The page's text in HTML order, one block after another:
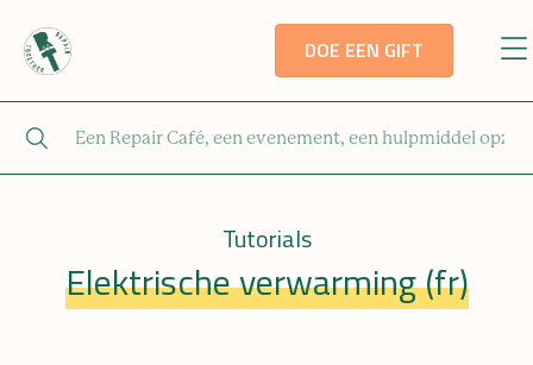
DOE EEN GIFT
Tutorials
Elektrische verwarming (fr)